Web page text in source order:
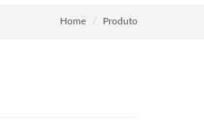
Home Produto